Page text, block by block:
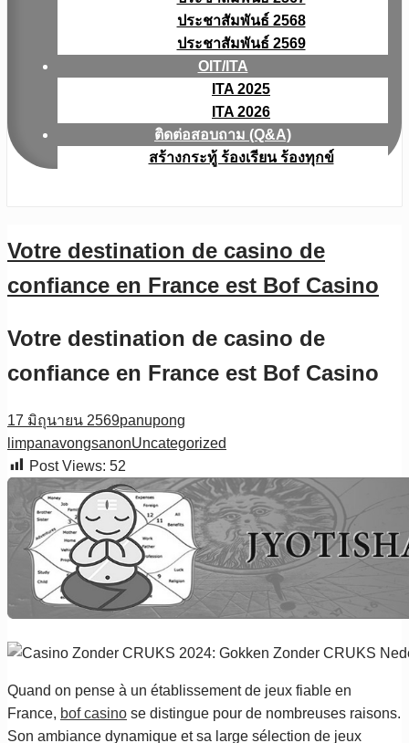
ประชาสัมพันธ์ 2568
ประชาสัมพันธ์ 2569
OIT/ITA
ITA 2025
ITA 2026
ติดต่อสอบถาม (Q&A)
สร้างกระทู้ ร้องเรียน ร้องทุกข์
Votre destination de casino de
confiance en France est Bof Casino
Votre destination de casino de
confiance en France est Bof Casino
17 มิถุนายน 2569panupong
limpanavongsanonUncategorized
Post Views: 52
Quand on pense à un établissement de jeux fiable en
France, bof casino se distingue pour de nombreuses raisons.
Son ambiance dynamique et sa large sélection de jeux